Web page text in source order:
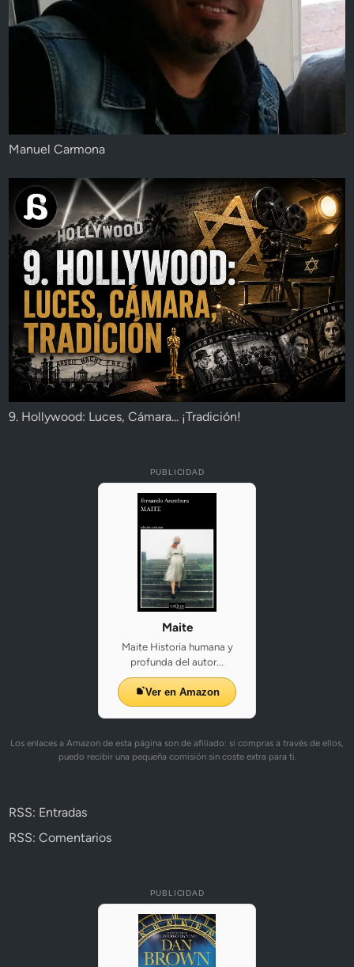
Manuel Carmona
9. Hollywood: Luces, Cámara... ¡Tradición!
PUBLICIDAD
Maite
Maite Historia humana y
profunda del autor...
Ver en Amazon
Los enlaces a Amazon de esta página son de afiliado: si compras a través de ellos,
puedo recibir una pequeña comisión sin coste extra para ti.
RSS: Entradas
RSS: Comentarios
PUBLICIDAD